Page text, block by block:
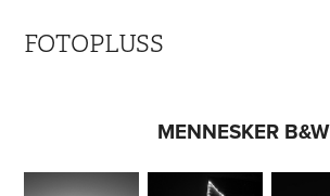
FOTOPLUSS
MENNESKER B&W